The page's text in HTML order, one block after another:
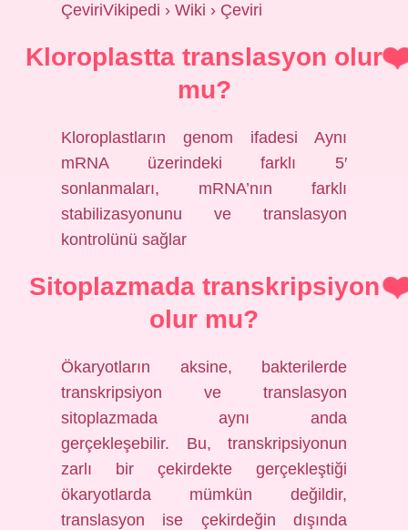
ÇeviriVikipedi › Wiki › Çeviri
Kloroplastta translasyon olur
mu?
Kloroplastların genom ifadesi Aynı
mRNA üzerindeki farklı 5′
sonlanmaları, mRNA’nın farklı
stabilizasyonunu ve translasyon
kontrolünü sağlar
Sitoplazmada transkripsiyon
olur mu?
Ökaryotların aksine, bakterilerde
transkripsiyon ve translasyon
sitoplazmada aynı anda
gerçekleşebilir. Bu, transkripsiyonun
zarlı bir çekirdekte gerçekleştiği
ökaryotlarda mümkün değildir,
translasyon ise çekirdeğin dışında